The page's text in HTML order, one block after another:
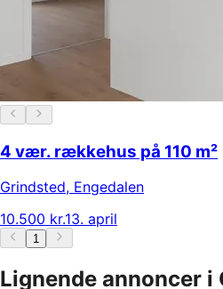
4 vær. rækkehus på 110 m²
Grindsted, Engedalen
10.500 kr.13. april
1
Lignende annoncer